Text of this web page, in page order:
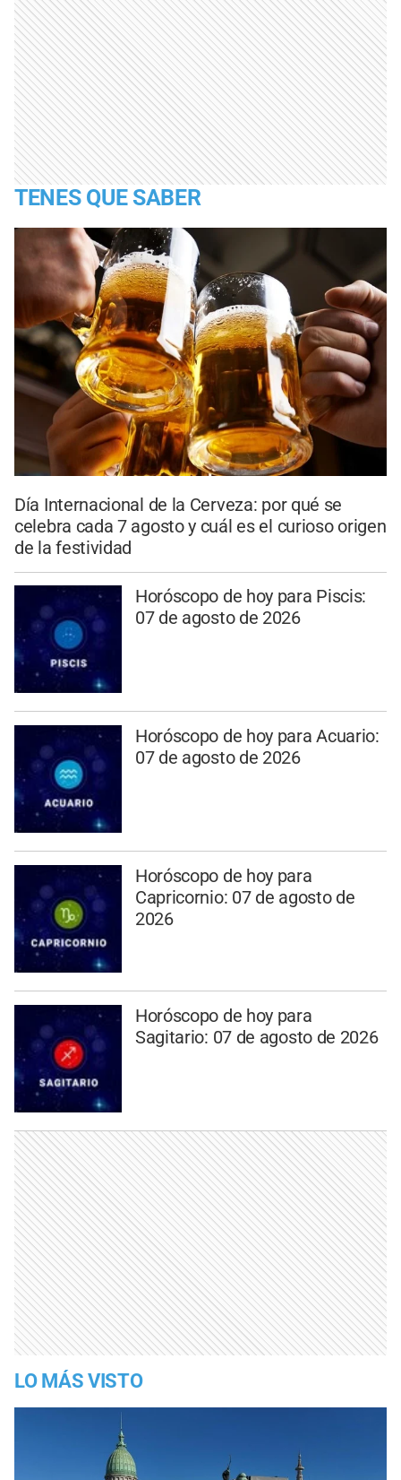
TENES QUE SABER
Día Internacional de la Cerveza: por qué se
celebra cada 7 agosto y cuál es el curioso origen
de la festividad
Horóscopo de hoy para Piscis:
07 de agosto de 2026
Horóscopo de hoy para Acuario:
07 de agosto de 2026
Horóscopo de hoy para
Capricornio: 07 de agosto de
2026
Horóscopo de hoy para
Sagitario: 07 de agosto de 2026
LO MÁS VISTO